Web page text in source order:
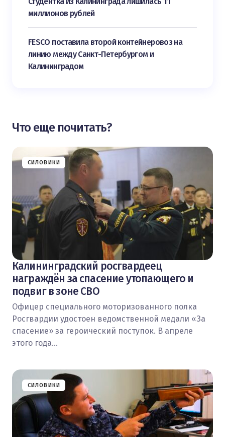
миллионов рублей
FESCO поставила второй контейнеровоз на
линию между Санкт-Петербургом и
Калининградом
Что еще почитать?
СИЛОВИКИ
Калининградский росгвардеец
награждён за спасение утопающего и
подвиг в зоне СВО
Офицер специального моторизованного полка
Росгвардии удостоен ведомственной медали «За
спасение» за героический поступок. В апреле
этого года…
СИЛОВИКИ